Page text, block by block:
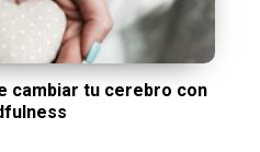
cambiar tu cerebro con